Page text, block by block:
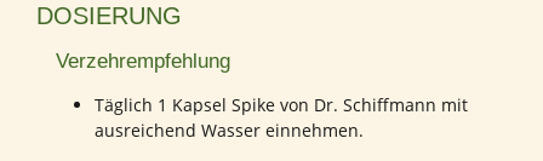
DOSIERUNG
Verzehrempfehlung
Täglich 1 Kapsel Spike von Dr. Schiffmann mit
ausreichend Wasser einnehmen.